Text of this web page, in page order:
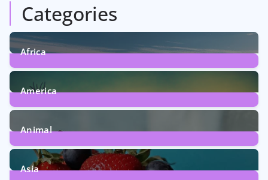
Categories
Africa
6Posts
America
5Posts
Animal
13Posts
Asia